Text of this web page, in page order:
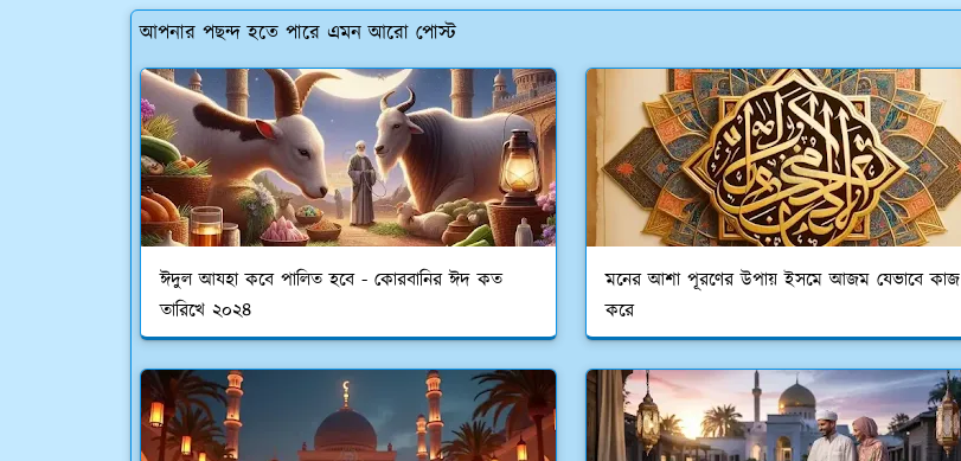
আপনার পছন্দ হতে পারে এমন আরো পোস্ট
ঈদুল আযহা কবে পালিত হবে - কোরবানির ঈদ কত
তারিখে ২০২৪
মনের আশা পূরণের উপায় ইসমে আজম যেভাবে কাজ
করে